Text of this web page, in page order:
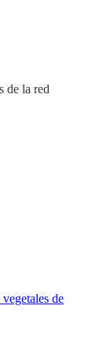
de la red
de